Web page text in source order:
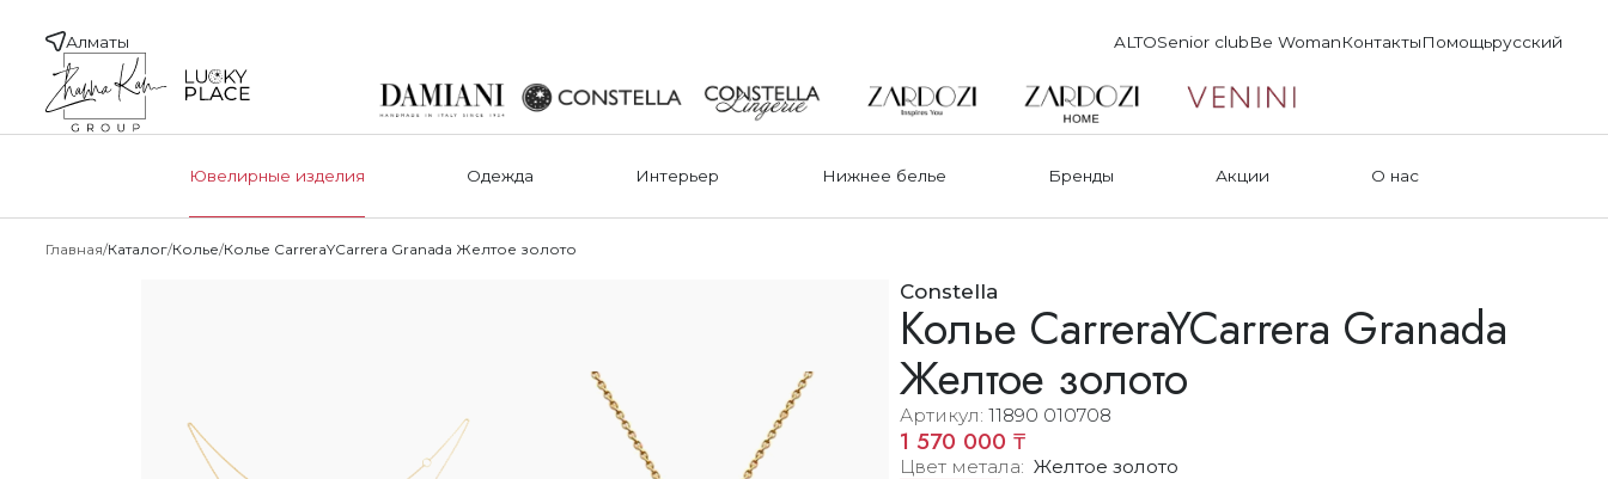
Алматы ALTOSenior clubBe WomanКонтактыПомощьрусский
Ювелирные изделия Одежда Интерьер Нижнее белье Бренды Акции О нас
Главная Каталог Колье Колье CarreraYCarrera Granada Желтое золото
Constella
Колье CarreraYCarrera Granada
Желтое золото
Артикул 11890 010708
1 570 000 ₸
Цвет метала Желтое золото